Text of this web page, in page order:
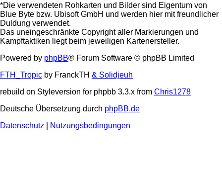
*Die verwendeten Rohkarten und Bilder sind Eigentum von
Blue Byte bzw. Ubisoft GmbH und werden hier mit freundlicher
Duldung verwendet.
Das uneingeschränkte Copyright aller Markierungen und
Kampftaktiken liegt beim jeweiligen Kartenersteller.
Powered by phpBB® Forum Software © phpBB Limited
FTH_Tropic by FranckTH & Solidjeuh
rebuild on Styleversion for phpbb 3.3.x from Chris1278
Deutsche Übersetzung durch phpBB.de
Datenschutz
Nutzungsbedingungen